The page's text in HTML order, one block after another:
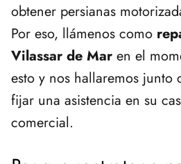
obtener persianas
Por eso, llámenos como
Vilassar de Mar en el
esto y nos hallaremos junto
fijar una asistencia en su
comercial.